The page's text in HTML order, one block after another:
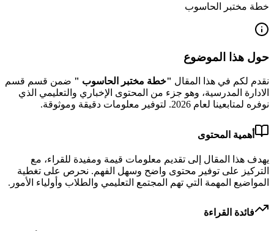
خطة مختبر الحاسوب
حول هذا الموضوع
نقدم لكم في هذا المقال "خطة مختبر الحاسوب " ضمن قسم قسم
الادارة المدرسية، وهو جزء من المحتوى الإخباري والتعليمي الذي
نوفره لمتابعينا لعام 2026
. لتوفير معلومات دقيقة وموثوقة.
أهمية المحتوى
يهدف هذا المقال إلى تقديم معلومات قيمة ومفيدة للقراء، مع
التركيز على توفير محتوى واضح وسهل الفهم. نحرص على تغطية
المواضيع المهمة التي تهم المجتمع التعليمي والطلاب وأولياء الأمور.
فائدة القراءة